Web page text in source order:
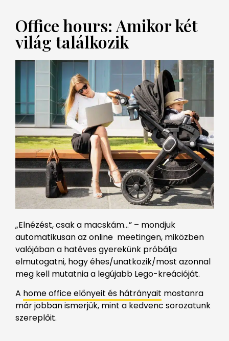
Office hours: Amikor két
világ találkozik
„Elnézést, csak a macskám…” – mondjuk
automatikusan az online meetingen, miközben
valójában a hatéves gyerekünk próbálja
elmutogatni, hogy éhes/unatkozik/most azonnal
meg kell mutatnia a legújabb Lego-kreációját.
A home office előnyeit és hátrányait mostanra
már jobban ismerjük, mint a kedvenc sorozatunk
szereplőit.